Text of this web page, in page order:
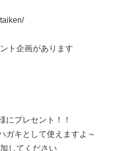
ト企画があります
にプレセント！！
ガキとして使えますよ～
してください